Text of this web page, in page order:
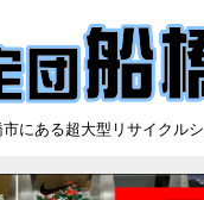
にある超大型リサイクル